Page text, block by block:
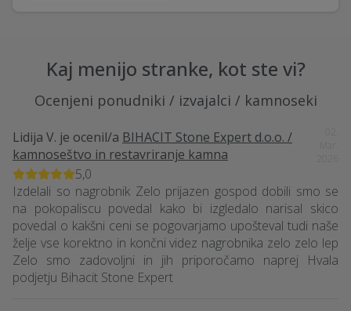
Kaj menijo stranke, kot ste vi?
Ocenjeni ponudniki / izvajalci / kamnoseki
Lidija V. je ocenil/a BIHACIT Stone Expert d.o.o. /
kamnoseštvo in restavriranje kamna
5,0
Izdelali so nagrobnik Zelo prijazen gospod dobili smo se
na pokopaliscu povedal kako bi izgledalo narisal skico
povedal o kakšni ceni se pogovarjamo upošteval tudi naše
želje vse korektno in končni videz nagrobnika zelo zelo lep
Zelo smo zadovoljni in jih priporočamo naprej Hvala
podjetju Bihacit Stone Expert